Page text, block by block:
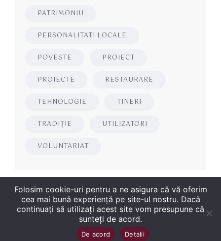
PATRIMONIU
PERSONALITATI LOCALE
POVESTE PROIECT
PROIECTE RESTAURARE
TEHNOLOGIE TINERI
TRADIȚIE UTILIZATORI
VOLUNTARIAT
2026Biblioteca Județeană
Folosim cookie-uri pentru a ne asigura că vă oferim
cea mai bună experiență pe site-ul nostru. Dacă
continuați să utilizați acest site vom presupune că
sunteți de acord.
De acord Detalii